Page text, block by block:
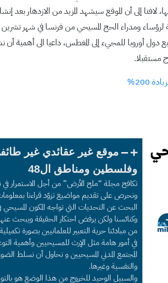
إلى أن الموقع سيشهد المزيد من الازدهار بعد
دول أوروبا للمجيء إلى المغطس، داعيا الى
مستقبلا.
موقع غير عقائدي غير
وفلسطين ومناطق ال48
تكافح مجلة “ملح الأرض” من أجل الاستمرار في
ونحرص على تقديم مواضيع تزوّد قراءنا
البحث عن التحديات التي تواجه المكون
وكنائسنا ولكن يرفض احتكار الحقيقة ويبحث
من مبادئنا حرية التعبير للعلمانيين بصورة
في أمور هامة مثل الإرث للمسيحيين وأهمية
المجتمع المدني المسيحيين و نحاول أن نسلط
والنفسية وغيرها.
والسبيل الوحيد للخروج من هذا الوضع هو